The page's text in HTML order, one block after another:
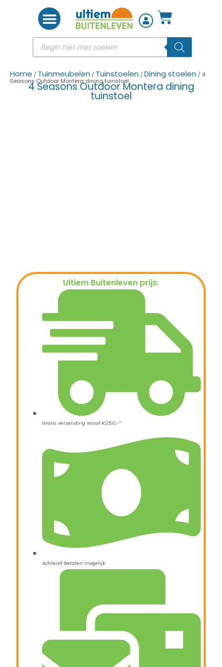
Home / Tuinmeubelen / Tuinstoelen /Dining stoelen / 4
Seasons Outdoor Montera dining tuinstoel
4 Seasons Outdoor Montera dining
tuinstoel
Ultiem Buitenleven prijs:
Gratis verzending vanaf €250,-*
Achteraf betalen mogelijk